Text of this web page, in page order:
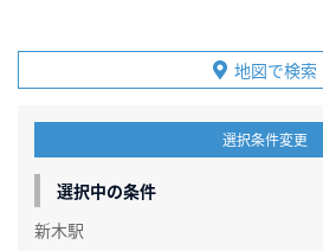
地図で検索
選択条件変更
選択中の条件
新木駅